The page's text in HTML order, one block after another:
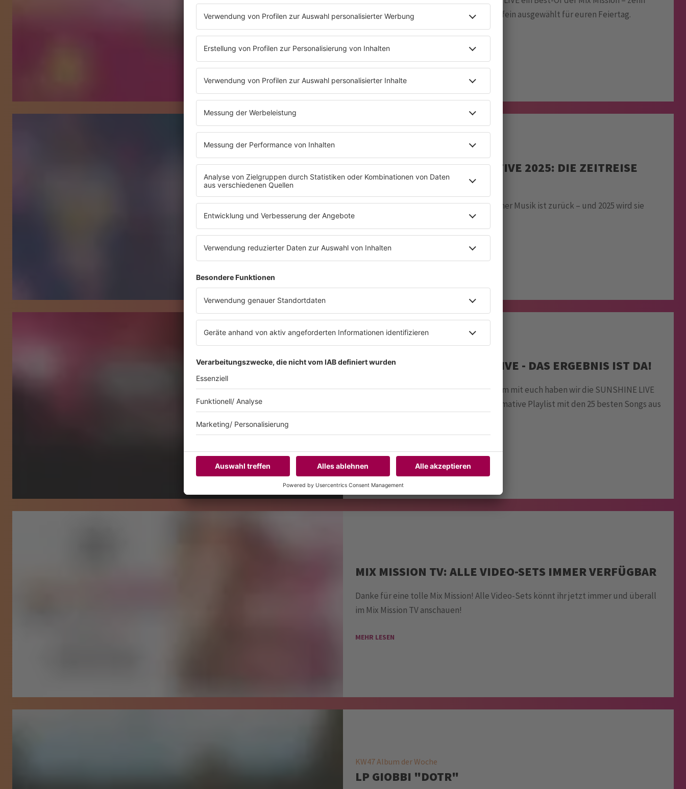
Stunden lang elektronische Highlights, fein ausgewählt für euren Feiertag.
SUNSHINE LIVE RETROACTIVE 2025: DIE ZEITREISE
GEHT WEITER!
Das Kult-Event für alle Fans elektronischer Musik ist zurück – und 2025 wird sie
MEHR LESEN
SUNSHINE LIVE TWENTY FIVE - DAS ERGEBNIS IST DA!
2025 beginnt mit eurer Musik! Gemeinsam mit euch haben wir die SUNSHINE LIVE
Twenty Five zusammengestellt: die ultimative Playlist mit den 25 besten Songs aus
MIX MISSION TV: ALLE VIDEO-SETS IMMER VERFÜGBAR
Danke für eine tolle Mix Mission! Alle Video-Sets könnt ihr jetzt immer und überall
im Mix Mission TV anschauen!
MEHR LESEN
KW47 Album der Woche
LP GIOBBI "DOTR"